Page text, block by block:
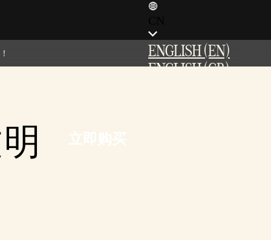
ENGLISH (EN)
ENGLISH (GB)